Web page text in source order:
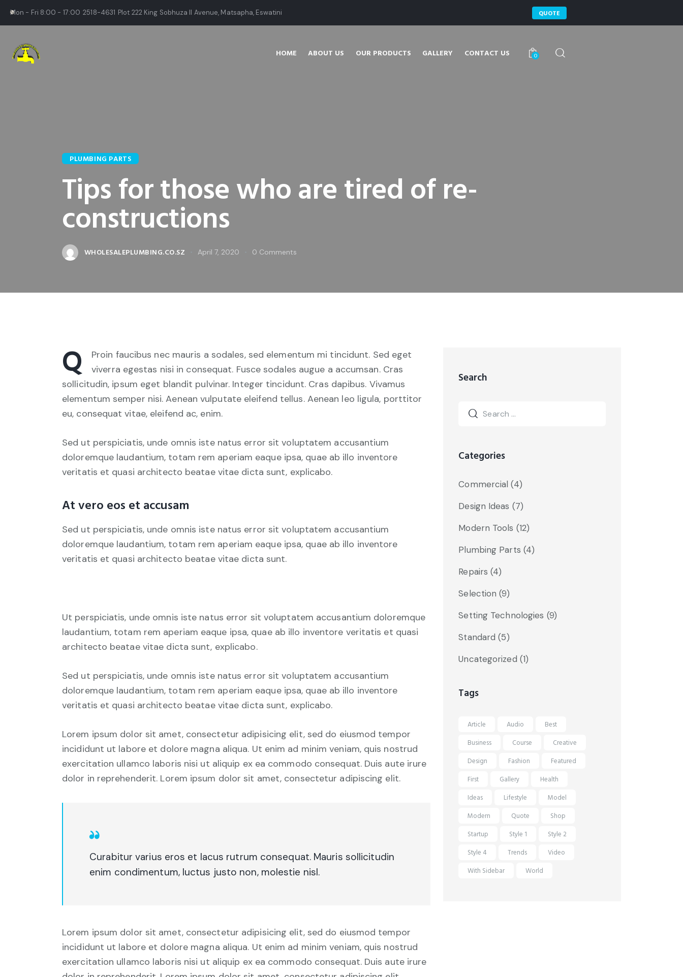
Mon - Fri 8:00 - 17:00 2518-4631 Plot 222 King Sobhuza II Avenue, Matsapha, Eswatini QUOTE
HOME ABOUT US OUR PRODUCTS GALLERY CONTACT US 0
PLUMBING PARTS
Tips for those who are tired of re-
constructions
WHOLESALEPLUMBING.CO.SZ April 7, 2020 0 Comments
Q
Proin faucibus nec mauris a sodales, sed elementum mi tincidunt. Sed eget
viverra egestas nisi in consequat. Fusce sodales augue a accumsan. Cras
sollicitudin, ipsum eget blandit pulvinar. Integer tincidunt. Cras dapibus. Vivamus
elementum semper nisi. Aenean vulputate eleifend tellus. Aenean leo ligula, porttitor
eu, consequat vitae, eleifend ac, enim.
Sed ut perspiciatis, unde omnis iste natus error sit voluptatem accusantium
doloremque laudantium, totam rem aperiam eaque ipsa, quae ab illo inventore
veritatis et quasi architecto beatae vitae dicta sunt, explicabo.
At vero eos et accusam
Sed ut perspiciatis, unde omnis iste natus error sit voluptatem accusantium
doloremque laudantium, totam rem aperiam eaque ipsa, quae ab illo inventore
veritatis et quasi architecto beatae vitae dicta sunt.
Ut perspiciatis, unde omnis iste natus error sit voluptatem accusantium doloremque
laudantium, totam rem aperiam eaque ipsa, quae ab illo inventore veritatis et quasi
architecto beatae vitae dicta sunt, explicabo.
Sed ut perspiciatis, unde omnis iste natus error sit voluptatem accusantium
doloremque laudantium, totam rem aperiam eaque ipsa, quae ab illo inventore
veritatis et quasi architecto beatae vitae dicta sunt, explicabo.
Lorem ipsum dolor sit amet, consectetur adipisicing elit, sed do eiusmod tempor
incididunt ut labore et dolore magna aliqua. Ut enim ad minim veniam, quis nostrud
exercitation ullamco laboris nisi ut aliquip ex ea commodo consequat. Duis aute irure
dolor in reprehenderit. Lorem ipsum dolor sit amet, consectetur adipiscing elit.
Curabitur varius eros et lacus rutrum consequat. Mauris sollicitudin
enim condimentum, luctus justo non, molestie nisl.
Lorem ipsum dolor sit amet, consectetur adipisicing elit, sed do eiusmod tempor
incididunt ut labore et dolore magna aliqua. Ut enim ad minim veniam, quis nostrud
exercitation ullamco laboris nisi ut aliquip ex ea commodo consequat. Duis aute irure
Search
Categories
Commercial (4)
Design Ideas (7)
Modern Tools (12)
Plumbing Parts (4)
Repairs (4)
Selection (9)
Setting Technologies (9)
Standard (5)
Uncategorized (1)
Tags
Article Audio
Best
Business
Course
Creative
Design
Fashion
Featured
First
Gallery
Health
Ideas
Lifestyle
Model
Modern
Quote
Shop
Startup
Style 1
Style 2
Style 4
Trends
Video
With Sidebar
World